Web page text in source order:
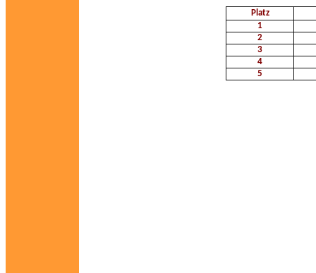
Platz
1
2
3
4
5